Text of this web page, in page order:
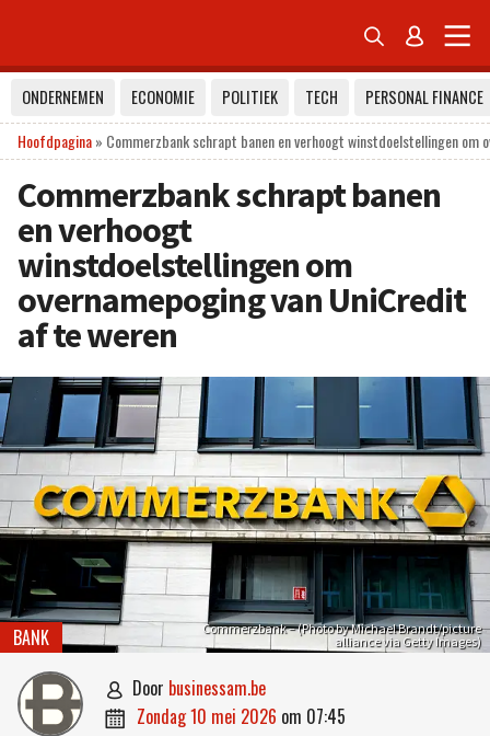
 
ONDERNEMEN ECONOMIE POLITIEK TECH
PERSONAL FINANCE
Hoofdpagina» Commerzbank schrapt banen en verhoogt winstdoelstellingen om
Commerzbank schrapt banen
en verhoogt
winstdoelstellingen om
overnamepoging van UniCredit
af te weren
Commerzbank – (Photo by Michael Brandt/picture
alliance via Getty Images)
BANK
 door businessam.be
 zondag 10 mei 2026 om 07:45